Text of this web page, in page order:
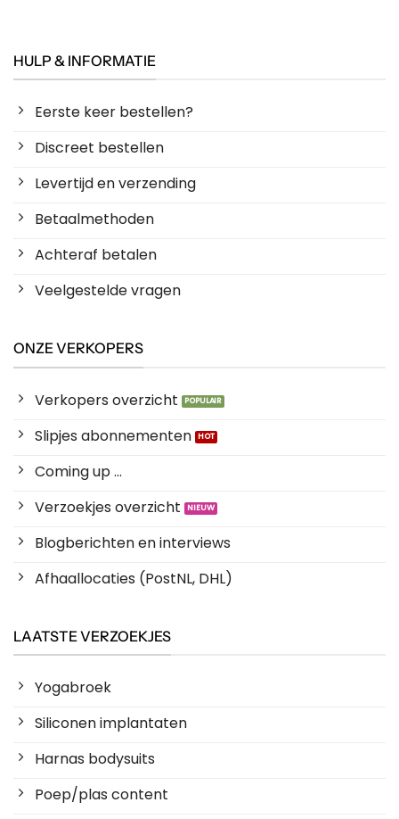
HULP & INFORMATIE
Eerste keer bestellen?
Discreet bestellen
Levertijd en verzending
Betaalmethoden
Achteraf betalen
Veelgestelde vragen
ONZE VERKOPERS
Verkopers overzicht
Slipjes abonnementen
Coming up ...
Verzoekjes overzicht
Blogberichten en interviews
Afhaallocaties (PostNL, DHL)
LAATSTE VERZOEKJES
Yogabroek
Siliconen implantaten
Harnas bodysuits
Poep/plas content